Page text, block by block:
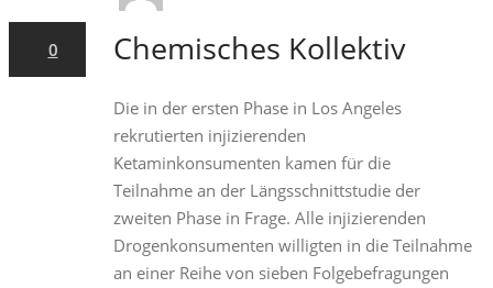
0 Chemisches Kollektiv
Die in der ersten Phase in Los Angeles
rekrutierten injizierenden
Ketaminkonsumenten kamen für die
Teilnahme an der Längsschnittstudie der
zweiten Phase in Frage. Alle injizierenden
Drogenkonsumenten willigten in die Teilnahme
an einer Reihe von sieben Folgebefragungen